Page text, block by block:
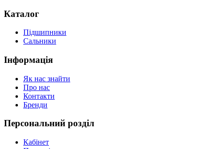
Каталог
Підшипники
Сальники
Інформація
Як нас знайти
Про нас
Контакти
Бренди
Персональний розділ
Кабінет